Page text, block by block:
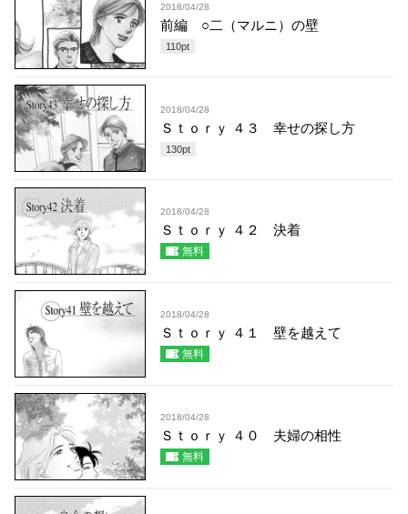
2018/04/28
前編 ○二（マルニ）の壁
110pt
2018/04/28
Ｓｔｏｒｙ ４３ 幸せの探し方
130pt
2018/04/28
Ｓｔｏｒｙ ４２ 決着
無料
2018/04/28
Ｓｔｏｒｙ ４１ 壁を越えて
無料
2018/04/28
Ｓｔｏｒｙ ４０ 夫婦の相性
無料